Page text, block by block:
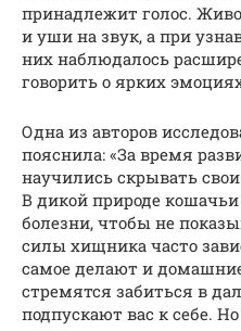
принадлежит голос.
и уши на звук, а при
них наблюдалось
говорить о ярких
Одна из авторов
пояснила: «За время
научились скрывать
В дикой природе
болезни, чтобы не
силы хищника часто
самое делают и
стремятся забиться в
подпускают вас к себе.